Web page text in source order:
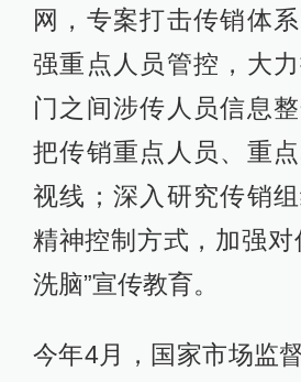
网，专案打击传销体
强重点人员管控，大
门之间涉传人员信息
把传销重点人员、重
视线；深入研究传销
精神控制方式，加强对
洗脑”宣传教育。
今年4月，国家市场监